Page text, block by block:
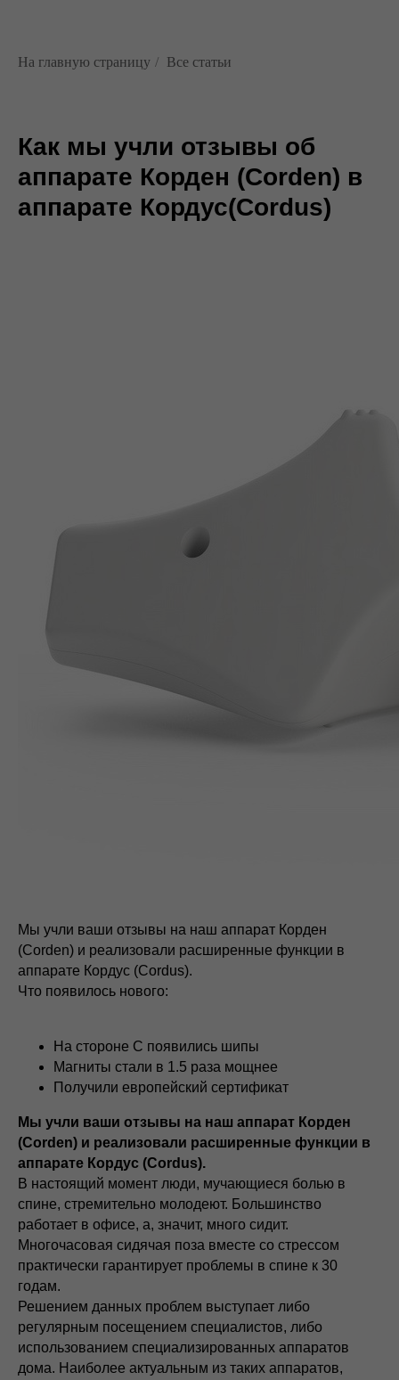
На главную страницу / Все статьи
Как мы учли отзывы об
аппарате Корден (Corden) в
аппарате Кордус(Cordus)
Мы учли ваши отзывы на наш аппарат Корден
(Corden) и реализовали расширенные функции в
аппарате Кордус (Cordus).
Что появилось нового:
На стороне С появились шипы
Магниты стали в 1.5 раза мощнее
Получили европейский сертификат
Мы учли ваши отзывы на наш аппарат Корден
(Corden) и реализовали расширенные функции в
аппарате Кордус (Cordus).
В настоящий момент люди, мучающиеся болью в
спине, стремительно молодеют. Большинство
работает в офисе, а, значит, много сидит.
Многочасовая сидячая поза вместе со стрессом
практически гарантирует проблемы в спине к 30
годам.
Решением данных проблем выступает либо
регулярным посещением специалистов, либо
использованием специализированных аппаратов
дома. Наиболее актуальным из таких аппаратов,